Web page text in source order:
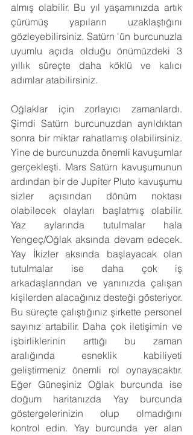
almış olabilir. Bu yıl yaşamınızda artık
çürümüş yapıların uzaklaştığını
gözleyebilirsiniz. Satürn 'ün burcunuzla
uyumlu açıda olduğu önümüzdeki 3
yıllık süreçte daha köklü ve kalıcı
adımlar atabilirsiniz.
Oğlaklar için zorlayıcı zamanlardı.
Şimdi Satürn burcunuzdan ayrıldıktan
sonra bir miktar rahatlamış olabilirsiniz.
Yine de burcunuzda önemli kavuşumlar
gerçekleşti. Mars Satürn kavuşumunun
ardından bir de Jupiter Pluto kavuşumu
sizler açısından dönüm noktası
olabilecek olayları başlatmış olabilir.
Yaz aylarında tutulmalar hala
Yengeç/Oğlak aksında devam edecek.
Yay İkizler aksında başlayacak olan
tutulmalar ise daha çok iş
arkadaşlarından ve yanınızda çalışan
kişilerden alacağınız desteği gösteriyor.
Bu süreçte çalıştığınız şirkette personel
sayınız artabilir. Daha çok iletişimin ve
işbirliklerinin arttığı bu zaman
aralığında esneklik kabiliyeti
geliştirmeniz önemli rol oynayacaktır.
Eğer Güneşiniz Oğlak burcunda ise
doğum haritanızda Yay burcunda
göstergelerinizin olup olmadığını
kontrol edin. Yay burcunda yer alan